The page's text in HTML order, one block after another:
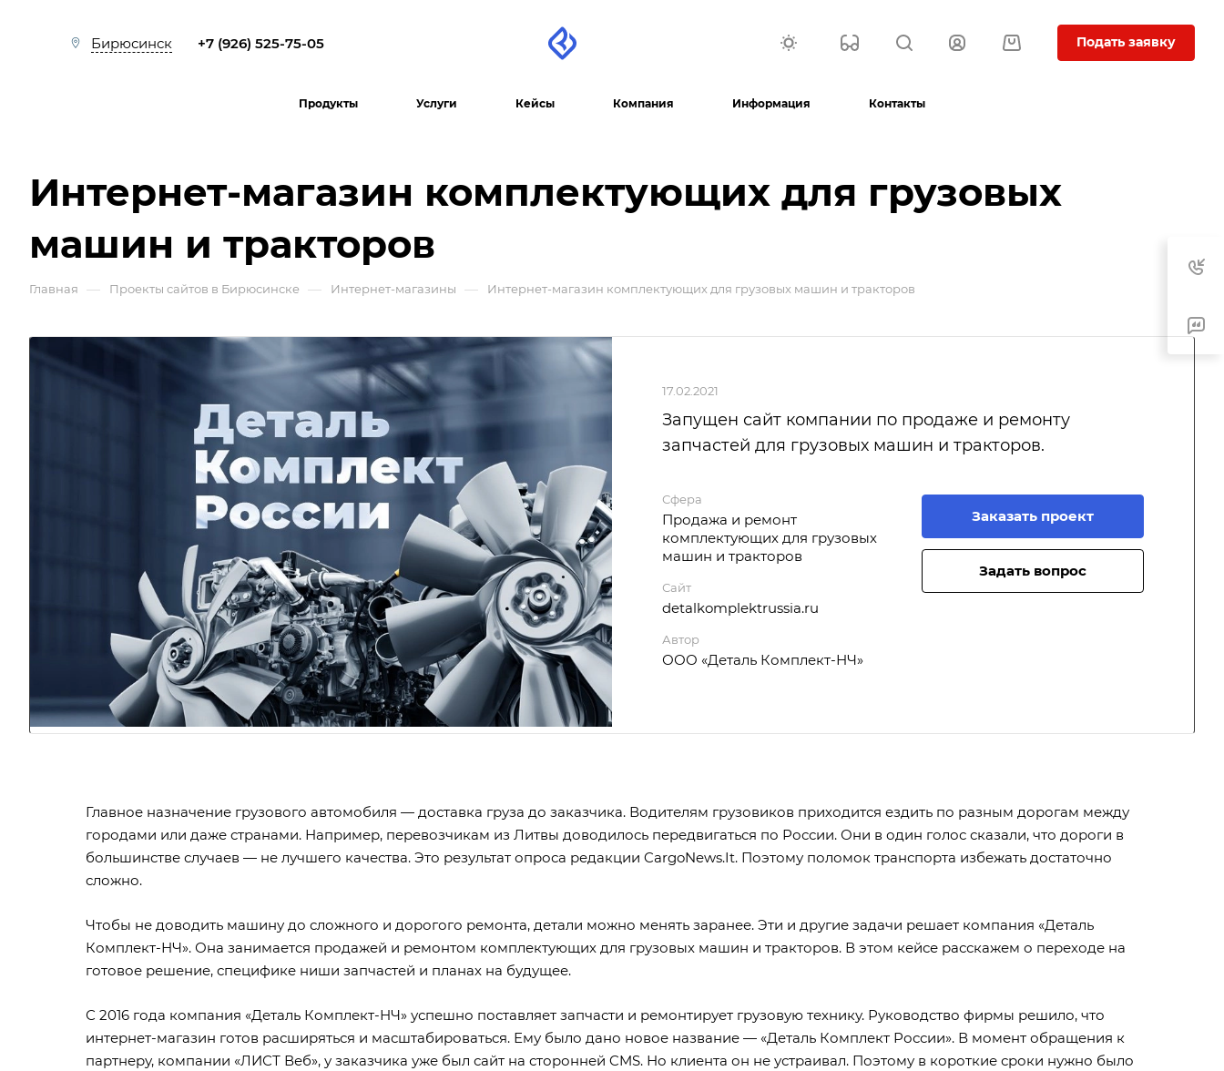
Бирюсинск +7 (926) 525-75-05 Подать заявку
Продукты Услуги Кейсы Компания Информация Контакты
Интернет-магазин комплектующих для грузовых
машин и тракторов
Главная — Проекты сайтов в Бирюсинске — Интернет-магазины — Интернет-магазин комплектующих для грузовых машин и тракторов
17.02.2021
Запущен сайт компании по продаже и ремонту
запчастей для грузовых машин и тракторов.
Сфера
Продажа и ремонт
комплектующих для грузовых
машин и тракторов
Сайт
detalkomplektrussia.ru
Автор
ООО «Деталь Комплект-НЧ»
Заказать проект
Задать вопрос
Главное назначение грузового автомобиля — доставка груза до заказчика. Водителям грузовиков приходится ездить по разным дорогам между
городами или даже странами. Например, перевозчикам из Литвы доводилось передвигаться по России. Они в один голос сказали, что дороги в
большинстве случаев — не лучшего качества. Это результат опроса редакции CargoNews.It. Поэтому поломок транспорта избежать достаточно
сложно.
Чтобы не доводить машину до сложного и дорогого ремонта, детали можно менять заранее. Эти и другие задачи решает компания «Деталь
Комплект-НЧ». Она занимается продажей и ремонтом комплектующих для грузовых машин и тракторов. В этом кейсе расскажем о переходе на
готовое решение, специфике ниши запчастей и планах на будущее.
С 2016 года компания «Деталь Комплект-НЧ» успешно поставляет запчасти и ремонтирует грузовую технику. Руководство фирмы решило, что
интернет-магазин готов расширяться и масштабироваться. Ему было дано новое название — «Деталь Комплект России». В момент обращения к
партнеру, компании «ЛИСТ Веб», у заказчика уже был сайт на сторонней CMS. Но клиента он не устраивал. Поэтому в короткие сроки нужно было